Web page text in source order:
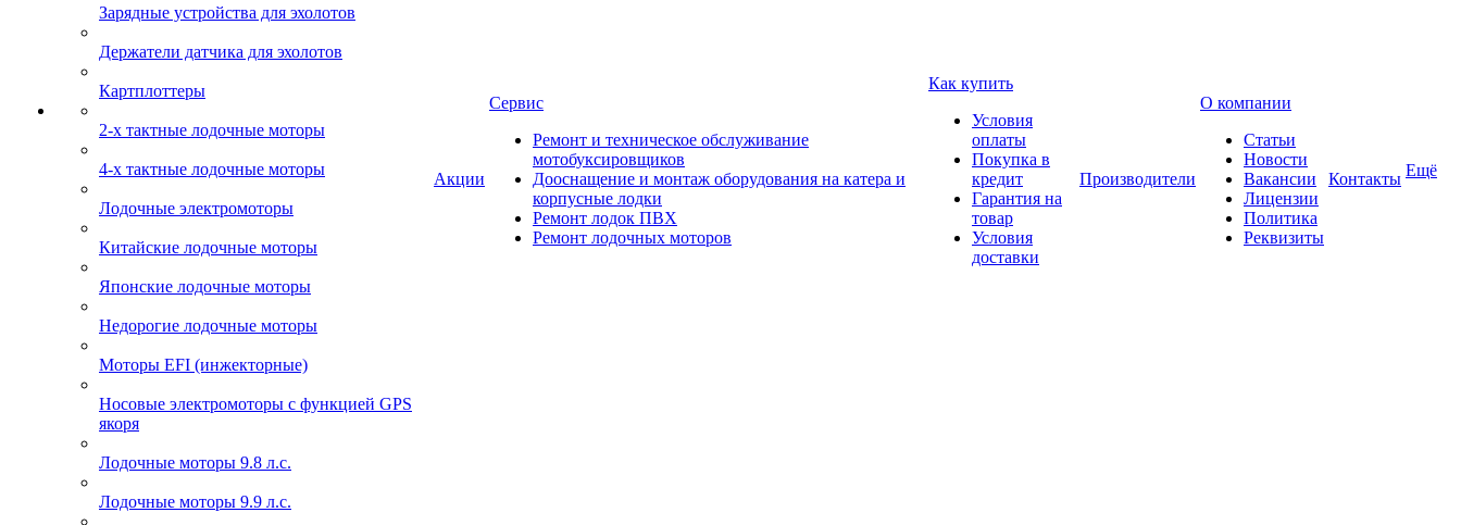
Зарядные устройства для эхолотов
Держатели датчика для эхолотов
Картплоттеры
2-х тактные лодочные моторы
4-х тактные лодочные моторы
Лодочные электромоторы
Китайские лодочные моторы
Японские лодочные моторы
Недорогие лодочные моторы
Моторы EFI (инжекторные)
Носовые электромоторы с функцией GPS
якоря
Лодочные моторы 9.8 л.с.
Лодочные моторы 9.9 л.с.
Акции
Сервис
Ремонт и техническое обслуживание
мотобуксировщиков
Дооснащение и монтаж оборудования на катера и
корпусные лодки
Ремонт лодок ПВХ
Ремонт лодочных моторов
Как купить
Условия
оплаты
Покупка в
кредит
Гарантия на
товар
Условия
доставки
Производители
О компании
Статьи
Новости
Вакансии
Лицензии
Политика
Реквизиты
Контакты Ещё